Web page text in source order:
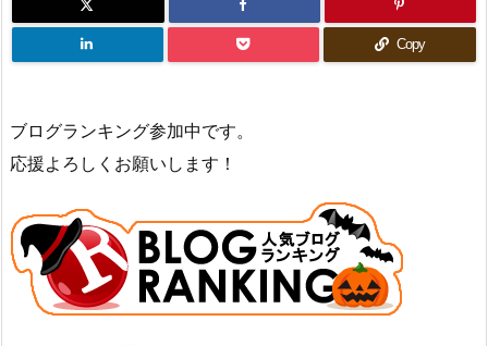
Copy
ブログランキング参加中です。
応援よろしくお願いします！